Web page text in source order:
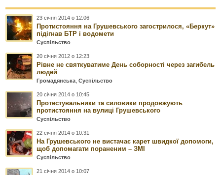
23 січня 2014 о 12:06
Протистояння на Грушевського загострилося, «Беркут»
підігнав БТР і водомети
Суспільство
20 січня 2012 о 12:23
Рівне не святкуватиме День соборності через загибель
людей
Громадянська ,Суспільство
20 січня 2014 о 10:45
Протестувальники та силовики продовжують
протистояння на вулиці Грушевського
Суспільство
22 січня 2014 о 10:31
На Грушевського не вистачає карет швидкої допомоги,
щоб допомагати пораненим – ЗМІ
Суспільство
21 січня 2014 о 10:07